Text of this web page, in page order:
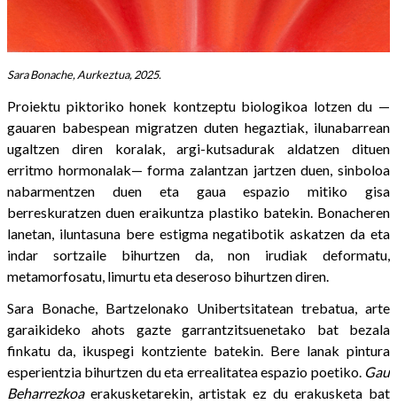
Sara Bonache, Aurkeztua, 2025.
Proiektu piktoriko honek kontzeptu biologikoa lotzen du —
gauaren babespean migratzen duten hegaztiak, ilunabarrean
ugaltzen diren koralak, argi-kutsadurak aldatzen dituen
erritmo hormonalak— forma zalantzan jartzen duen, sinboloa
nabarmentzen duen eta gaua espazio mitiko gisa
berreskuratzen duen eraikuntza plastiko batekin. Bonacheren
lanetan, iluntasuna bere estigma negatibotik askatzen da eta
indar sortzaile bihurtzen da, non irudiak deformatu,
metamorfosatu, limurtu eta deseroso bihurtzen diren.
Sara Bonache, Bartzelonako Unibertsitatean trebatua, arte
garaikideko ahots gazte garrantzitsuenetako bat bezala
finkatu da, ikuspegi kontziente batekin. Bere lanak pintura
esperientzia bihurtzen du eta errealitatea espazio poetiko. Gau
Beharrezkoaerakusketarekin, artistak ez du erakusketa bat